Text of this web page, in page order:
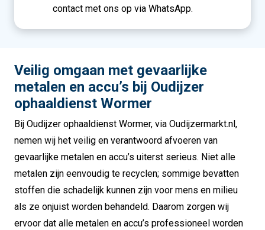
contact met ons op via WhatsApp.
Veilig omgaan met gevaarlijke
metalen en accu’s bij Oudijzer
ophaaldienst Wormer
Bij Oudijzer ophaaldienst Wormer, via Oudijzermarkt.nl,
nemen wij het veilig en verantwoord afvoeren van
gevaarlijke metalen en accu’s uiterst serieus. Niet alle
metalen zijn eenvoudig te recyclen; sommige bevatten
stoffen die schadelijk kunnen zijn voor mens en milieu
als ze onjuist worden behandeld. Daarom zorgen wij
ervoor dat alle metalen en accu’s professioneel worden